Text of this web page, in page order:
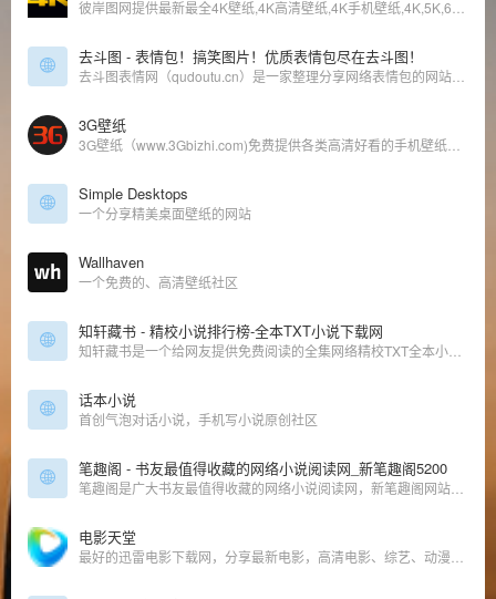
去斗图 - 表情包！搞笑图片！优质表情包尽在去斗图！
3G壁纸
Simple Desktops
一个分享精美桌面壁纸的网站
Wallhaven
一个免费的、高清壁纸社区
知轩藏书 - 精校小说排行榜-全本TXT小说下载网
话本小说
首创气泡对话小说，手机写小说原创社区
笔趣阁 - 书友最值得收藏的网络小说阅读网_新笔趣阁5200
电影天堂